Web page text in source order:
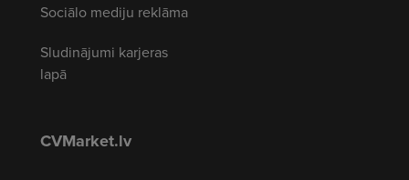
Sociālo mediju reklāma
Sludinājumi karjeras
lapā
CVMarket.lv